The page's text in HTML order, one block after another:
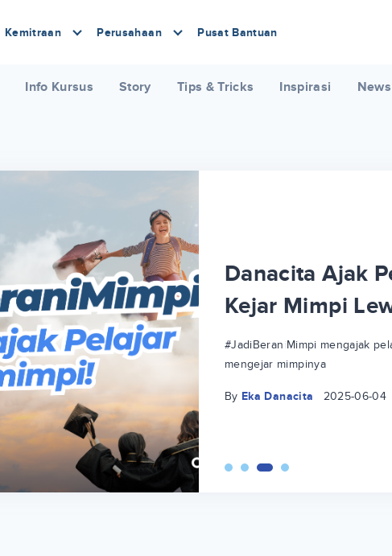
Kemitraan Perusahaan Pusat Bantuan
Info Kursus Story Tips & Tricks Inspirasi News
Danacita Ajak
Kejar Mimpi
#JadiBeraniMimpi mengajak
mengejar mimpinya
By Eka Danacita 2025-06-04